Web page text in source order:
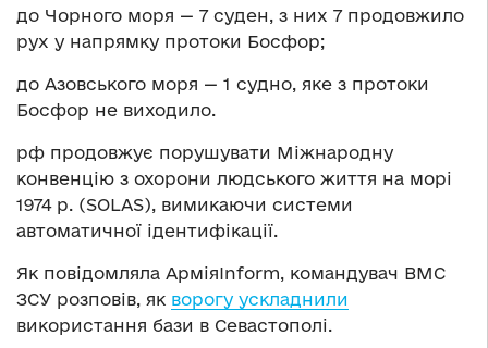
до Чорного моря — 7 суден, з них 7 продовжило
рух у напрямку протоки Босфор;
до Азовського моря — 1 судно, яке з протоки
Босфор не виходило.
рф продовжує порушувати Міжнародну
конвенцію з охорони людського життя на морі
1974 р. (SOLAS), вимикаючи системи
автоматичної ідентифікації.
Як повідомляла АрміяInform, командувач ВМС
ЗСУ розповів, як ворогу ускладнили
використання бази в Севастополі.